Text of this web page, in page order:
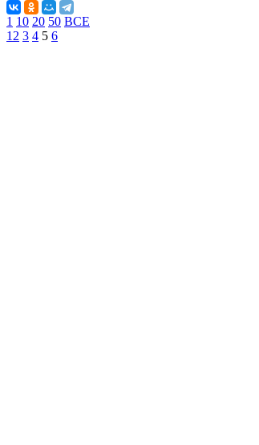
1 10 20 50 ВСЕ
1 2 3 4 5 6